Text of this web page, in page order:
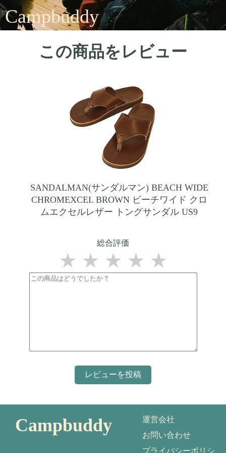
Campbuddy
この商品をレビュー
SANDALMAN(サンダルマン) BEACH WIDE
CHROMEXCEL BROWN ビーチワイド クロ
ムエクセルレザー トングサンダル US9
総合評価
★
★
★
★
★
Campbuddy
運営会社
お問い合わせ
プライバシーポリシ